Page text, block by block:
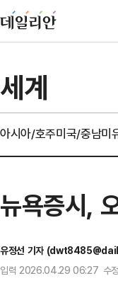
세계
아시아/호주미국/중남미
뉴욕증시,
유정선 기자
입력 2026.04.29 06:27 수